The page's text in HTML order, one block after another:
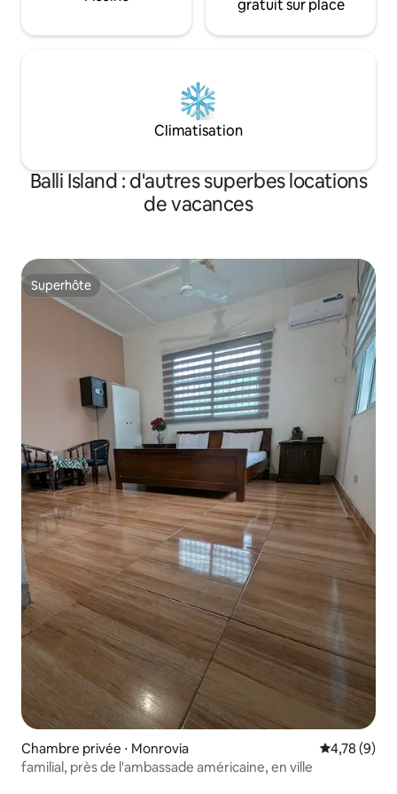
gratuit sur place
Climatisation
Balli Island : d'autres superbes locations
de vacances
Superhôte
Superhôte
Chambre privée ⋅ Monrovia Évaluation
4,78 (9)
familial, près de l'ambassade américaine, en ville